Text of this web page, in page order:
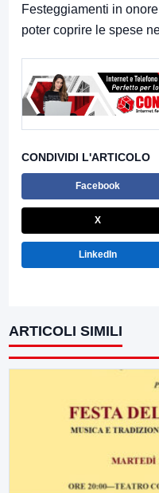
Festeggiamenti in
poter coprire le spese
CONDIVIDI L'ARTICOLO
Facebook
X
LinkedIn
ARTICOLI SIMILI